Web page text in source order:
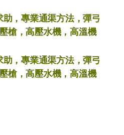
，專業通渠方法，彈弓
槍，高壓水機，高溫機
，專業通渠方法，彈弓
槍，高壓水機，高溫機